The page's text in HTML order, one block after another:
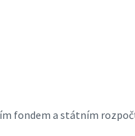
fondem a státním